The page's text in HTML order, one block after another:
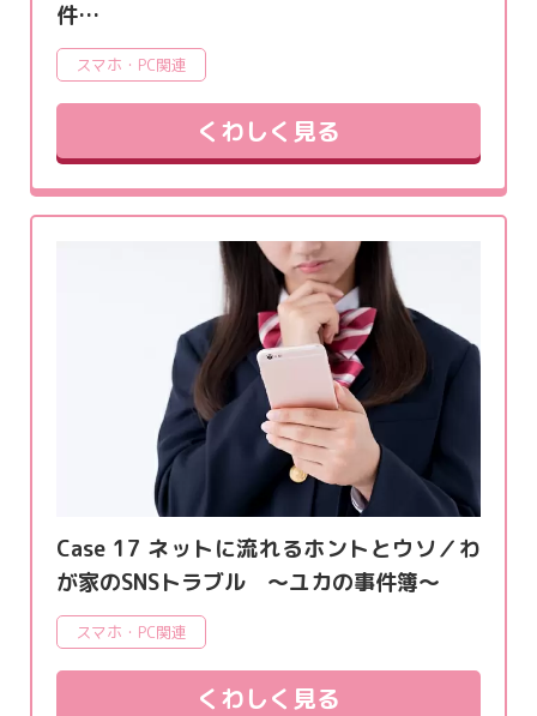
件…
スマホ・PC関連
くわしく見る
Case 17 ネットに流れるホントとウソ／わ
が家のSNSトラブル ～ユカの事件簿～
スマホ・PC関連
くわしく見る